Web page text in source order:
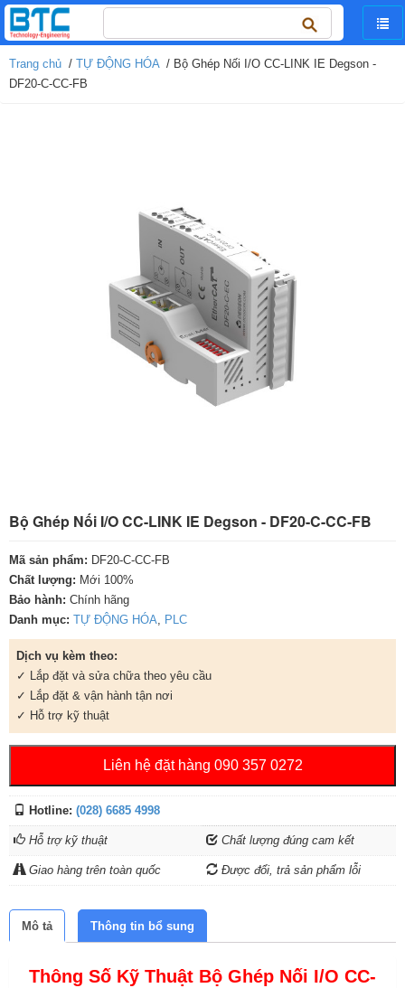
Tìm
kiếm
cho:
Trang chủ / TỰ ĐỘNG HÓA/ Bộ Ghép Nối I/O CC-LINK IE Degson -
DF20-C-CC-FB
Bộ Ghép Nối I/O CC-LINK IE Degson - DF20-C-CC-FB
Mã sản phẩm: DF20-C-CC-FB
Chất lượng: Mới 100%
Bảo hành: Chính hãng
Danh mục: TỰ ĐỘNG HÓA, PLC
Dịch vụ kèm theo:
✓ Lắp đặt và sửa chữa theo yêu cầu
✓ Lắp đặt & vận hành tận nơi
✓ Hỗ trợ kỹ thuật
Liên hệ đặt hàng 090 357 0272
Hotline: (028) 6685 4998
Hỗ trợ kỹ thuật Chất lượng đúng cam kết
Giao hàng trên toàn quốc Được đổi, trả sản phẩm lỗi
Mô tả Thông tin bổ sung
Thông Số Kỹ Thuật Bộ Ghép Nối I/O CC-